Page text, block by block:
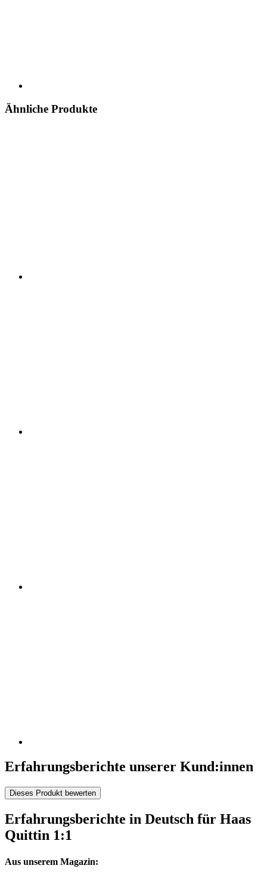
Ähnliche Produkte
Erfahrungsberichte unserer Kund:innen
Dieses Produkt bewerten
Erfahrungsberichte in Deutsch für Haas
Quittin 1:1
Aus unserem Magazin: